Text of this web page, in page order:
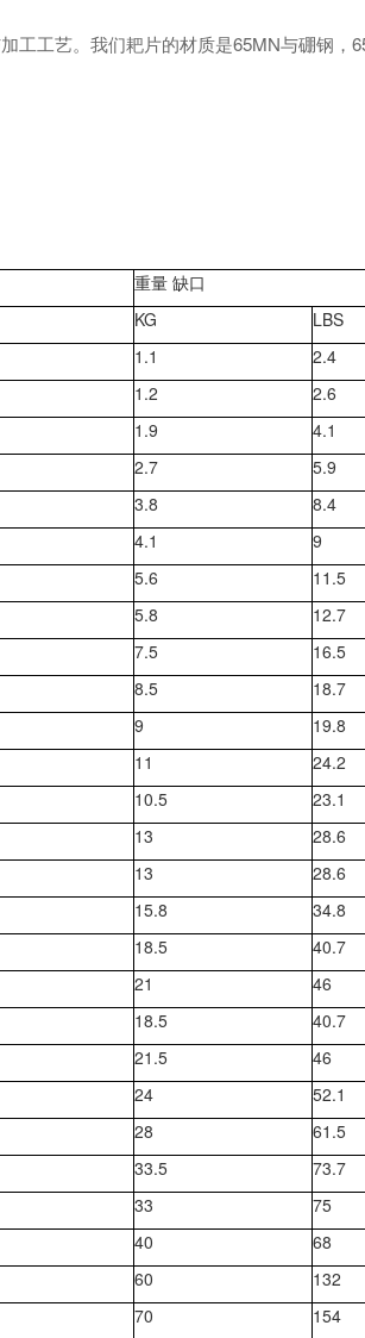
工工艺。我们耙片的材质是65MN与硼钢，
重量 缺口
KG
LBS
1.1
2.4
1.2
2.6
1.9
4.1
2.7
5.9
3.8
8.4
4.1
9
5.6
11.5
5.8
12.7
7.5
16.5
8.5
18.7
9
19.8
11
24.2
10.5
23.1
13
28.6
13
28.6
15.8
34.8
18.5
40.7
21
46
18.5
40.7
21.5
46
24
52.1
28
61.5
33.5
73.7
33
75
40
68
60
132
70
154